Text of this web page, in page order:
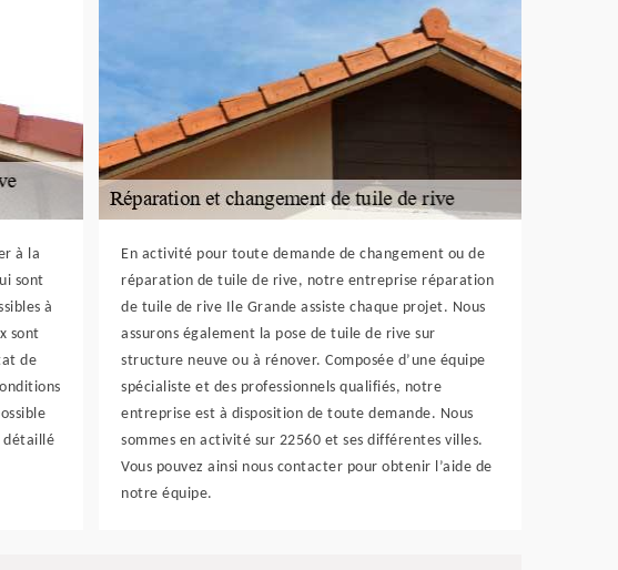
à la
sont
à
sont
de
détaillé
En activité pour toute demande de changement ou de
réparation de tuile de rive, notre entreprise réparation
de tuile de rive Ile Grande assiste chaque projet. Nous
assurons également la pose de tuile de rive sur
structure neuve ou à rénover. Composée d’une équipe
spécialiste et des professionnels qualifiés, notre
entreprise est à disposition de toute demande. Nous
sommes en activité sur 22560 et ses différentes villes.
Vous pouvez ainsi nous contacter pour obtenir l’aide de
notre équipe.